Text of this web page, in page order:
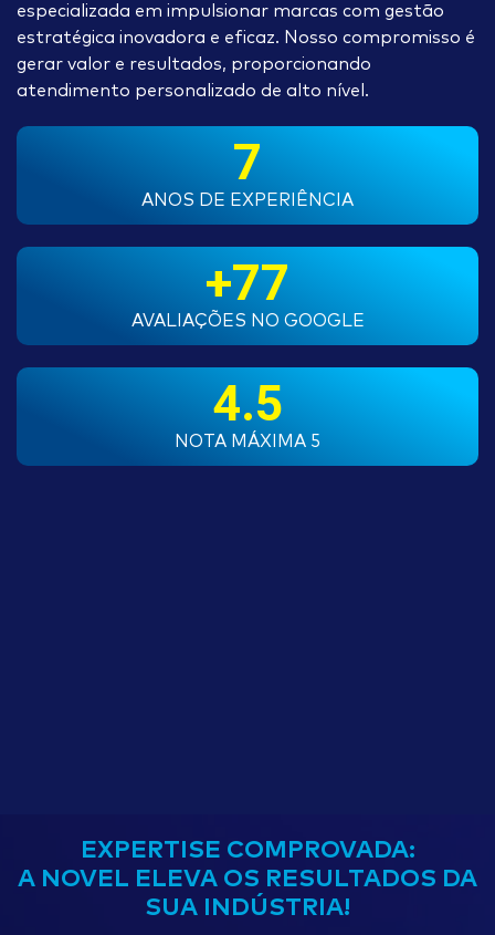
especializada em impulsionar marcas com gestão
estratégica inovadora e eficaz. Nosso compromisso é
gerar valor e resultados, proporcionando
atendimento personalizado de alto nível.
ANOS DE EXPERIÊNCIA
7
AVALIAÇÕES NO GOOGLE
+77
NOTA MÁXIMA 5
4.5
EXPERTISE COMPROVADA:
A NOVEL ELEVA OS RESULTADOS DA
SUA INDÚSTRIA!